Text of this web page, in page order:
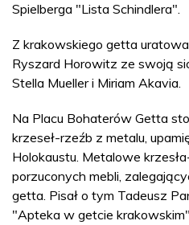
Spielberga "Lista Schindlera".
Z krakowskiego getta
Ryszard Horowitz ze swoją
Stella Mueller i Miriam Akavia.
Na Placu Bohaterów Getta
krzeseł-rzeźb z metalu,
Holokaustu. Metalowe
porzuconych mebli,
getta. Pisał o tym Tadeusz
"Apteka w getcie